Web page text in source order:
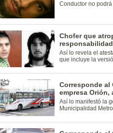
Conductor no
Chofer que
responsabilidad
Así lo revela el
que incluye la
Corresponde al
empresa Orión,
Así lo manifestó la
Municipalidad